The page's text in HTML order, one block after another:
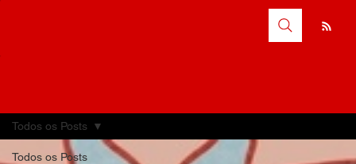
Todos os Posts
Todos os Posts